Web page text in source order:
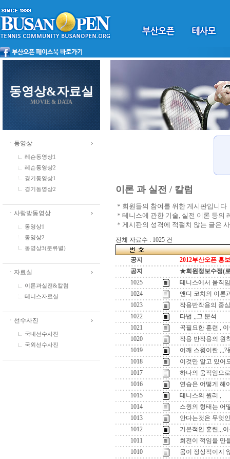
동영상&자료실
MOVIE & DATA
ㆍ동영상
레슨동영상1
레슨동영상2
경기동영상1
경기동영상2
ㆍ사랑방동영상
동영상1
동영상2
동영상3(분류별)
ㆍ자료실
이론과실전&칼럼
테니스자료실
ㆍ선수사진
국내선수사진
국외선수사진
이론 과 실전 / 칼럼
＊회원들의 참여를 위한 게시판입니다
＊테니스에 관한 기술, 실전 이론 등의
＊게시판의 성격에 적절치 않는 글은
전체 자료수 : 1025 건
공지
2012부산오픈 홍
공지
★회원정보수정(
1025
테니스에서 움직
1024
앤디 코치의 이론
1023
작용반작용의 중
1022
타법 ,,그 분석
1021
곡필요한 훈련 ,
1020
작용 반작용의 원
1019
어깨 스윙이란
1018
이것만 알고 있어
1017
하나의 움직임으
1016
연습은 어떻게 해
1015
테니스의 원리 ,
1014
스윙의 형태는 어
1013
안다는것은 무엇
1012
기본적인 훈련,,,
1011
회전이 꺽임을 만
1010
몸이 정상적이지